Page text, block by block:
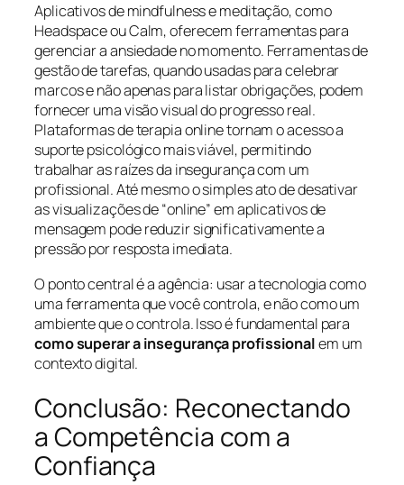
Aplicativos de mindfulness e meditação, como
Headspace ou Calm, oferecem ferramentas para
gerenciar a ansiedade no momento. Ferramentas de
gestão de tarefas, quando usadas para celebrar
marcos e não apenas para listar obrigações, podem
fornecer uma visão visual do progresso real.
Plataformas de terapia online tornam o acesso a
suporte psicológico mais viável, permitindo
trabalhar as raízes da insegurança com um
profissional. Até mesmo o simples ato de desativar
as visualizações de “online” em aplicativos de
mensagem pode reduzir significativamente a
pressão por resposta imediata.
O ponto central é a agência: usar a tecnologia como
uma ferramenta que você controla, e não como um
ambiente que o controla. Isso é fundamental para
como superar a insegurança profissionalem um
contexto digital.
Conclusão: Reconectando
a Competência com a
Confiança